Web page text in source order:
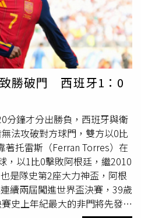
承諾加速釐清案情，並將於本
對外公布調查結果。台北市教
刑事偵辦雙軌進行，目前行政
，專案調查預計7月底完成；
》第241條主動向台北地檢署
案人員及被害幼童等相關資
局強調，涉案教保人員除涉嫌
童發育罪及強制罪等罪嫌，市
對任何虐待幼童行為絕不寬
勝破門 西班牙1：0
分鐘才分出勝負，西班牙與衛
法攻破對方球門，雙方以0比
著托雷斯（Ferran Torres）在
，以1比0擊敗阿根廷，繼2010
是隊史第2座大力神盃，阿根
續兩屆闖進世界盃決賽，39歲
史上年紀最大的非門將先發球